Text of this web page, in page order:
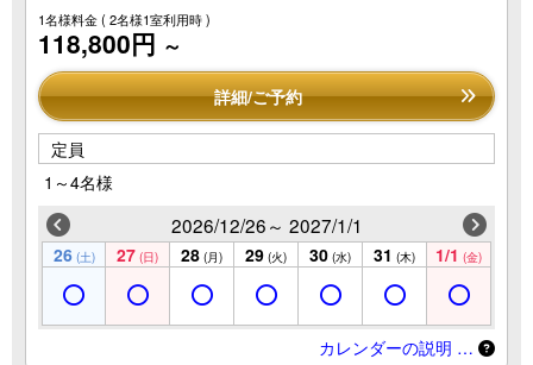
1名様料金( 2名様1室利用時 )
118,800円 ～
詳細/ご予約
定員
1～4名様
2026/12/26～ 2027/1/1
26 (土) 27 (日) 28 (月) 29 (火) 30 (水) 31 (木) 1/1 (金)
カレンダーの説明 …